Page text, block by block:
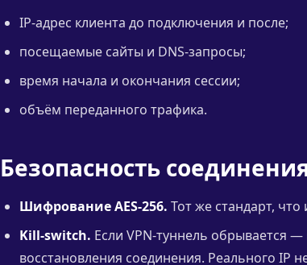
IP-адрес клиента до подключения и после;
посещаемые сайты и DNS-запросы;
время начала и окончания сессии;
объём переданного трафика.
Безопасность
Шифрование AES-256. Тот же стандарт,
Kill-switch. Если VPN-туннель обрывается
восстановления соединения. Реального IP